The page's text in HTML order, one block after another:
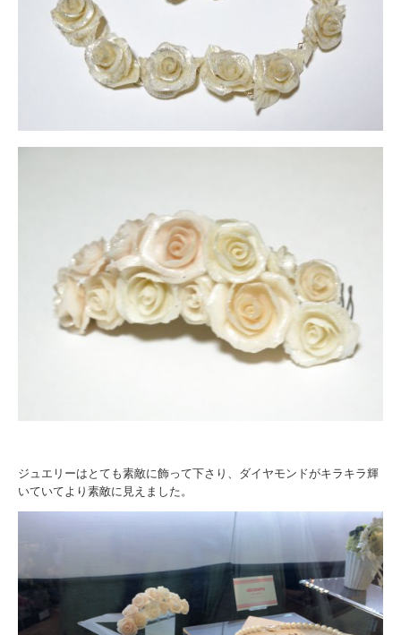
ジュエリーはとても素敵に飾って下さり、ダイヤモンドがキラキラ輝
いていてより素敵に見えました。